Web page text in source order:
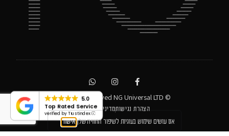
© All rights reserved NG Universal LTD
הצהרת נגישותמדיניות פרטיות
5.0
Top Rated Service
verified by Trustindex
אנו עושים שימוש בעוגיות לשיפור החוויה שלך אישור